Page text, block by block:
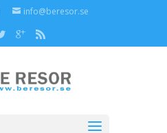
info@beresor.se